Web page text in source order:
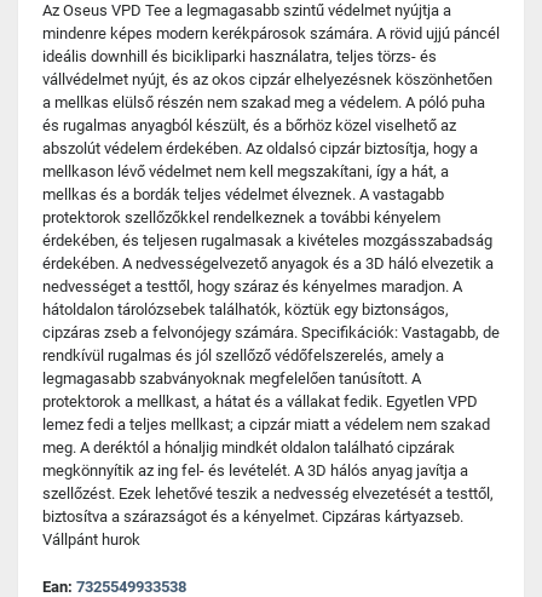
Az Oseus VPD Tee a legmagasabb szintű védelmet nyújtja a
mindenre képes modern kerékpárosok számára. A rövid ujjú páncél
ideális downhill és bicikliparki használatra, teljes törzs- és
vállvédelmet nyújt, és az okos cipzár elhelyezésnek köszönhetően
a mellkas elülső részén nem szakad meg a védelem. A póló puha
és rugalmas anyagból készült, és a bőrhöz közel viselhető az
abszolút védelem érdekében. Az oldalsó cipzár biztosítja, hogy a
mellkason lévő védelmet nem kell megszakítani, így a hát, a
mellkas és a bordák teljes védelmet élveznek. A vastagabb
protektorok szellőzőkkel rendelkeznek a további kényelem
érdekében, és teljesen rugalmasak a kivételes mozgásszabadság
érdekében. A nedvességelvezető anyagok és a 3D háló elvezetik a
nedvességet a testtől, hogy száraz és kényelmes maradjon. A
hátoldalon tárolózsebek találhatók, köztük egy biztonságos,
cipzáras zseb a felvonójegy számára. Specifikációk: Vastagabb, de
rendkívül rugalmas és jól szellőző védőfelszerelés, amely a
legmagasabb szabványoknak megfelelően tanúsított. A
protektorok a mellkast, a hátat és a vállakat fedik. Egyetlen VPD
lemez fedi a teljes mellkast; a cipzár miatt a védelem nem szakad
meg. A deréktól a hónaljig mindkét oldalon található cipzárak
megkönnyítik az ing fel- és levételét. A 3D hálós anyag javítja a
szellőzést. Ezek lehetővé teszik a nedvesség elvezetését a testtől,
biztosítva a szárazságot és a kényelmet. Cipzáras kártyazseb.
Vállpánt hurok
Ean: 7325549933538